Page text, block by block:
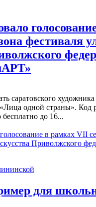
фестиваля
саратовского
одной страны». Код
до 16...
для